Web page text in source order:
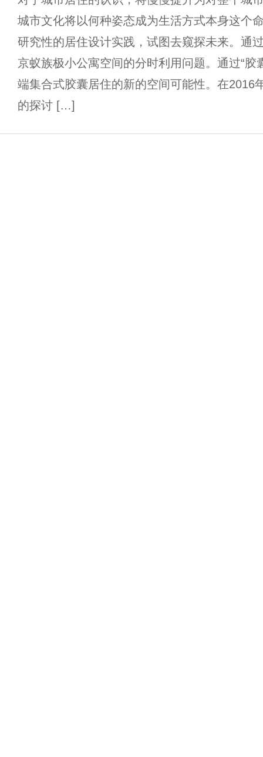
城市文化将以何种姿态成为生活方式本身这个
研究性的居住设计实践，试图去窥探未来。通
京蚁族极小公寓空间的分时利用问题。通过“胶
端集合式胶囊居住的新的空间可能性。在2016
的探讨 […]